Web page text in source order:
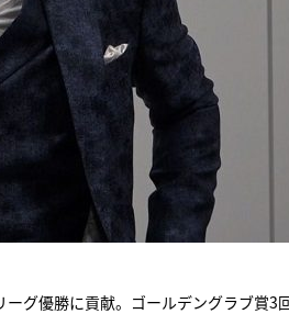
グ優勝に貢献。ゴールデングラブ賞3